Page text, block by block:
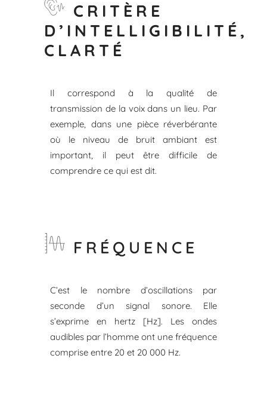
CRITÈRE
D’INTELLIGIBILITÉ,
CLARTÉ
Il correspond à la qualité de
transmission de la voix dans un lieu. Par
exemple, dans une pièce réverbérante
où le niveau de bruit ambiant est
important, il peut être difficile de
comprendre ce qui est dit.
FRÉQUENCE
C’est le nombre d’oscillations par
seconde d’un signal sonore. Elle
s’exprime en hertz [Hz]. Les ondes
audibles par l’homme ont une fréquence
comprise entre 20 et 20 000 Hz.